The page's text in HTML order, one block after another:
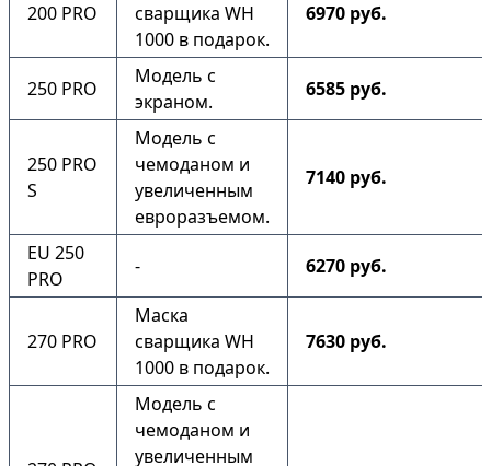
200 PRO
сварщика WH
1000 в подарок.
6970 руб.
250 PRO
Модель с
экраном.
6585 руб.
250 PRO
S
Модель с
чемоданом и
увеличенным
евроразъемом.
7140 руб.
EU 250
PRO
- 6270 руб.
270 PRO
Маска
сварщика WH
1000 в подарок.
7630 руб.
Модель с
чемоданом и
увеличенным